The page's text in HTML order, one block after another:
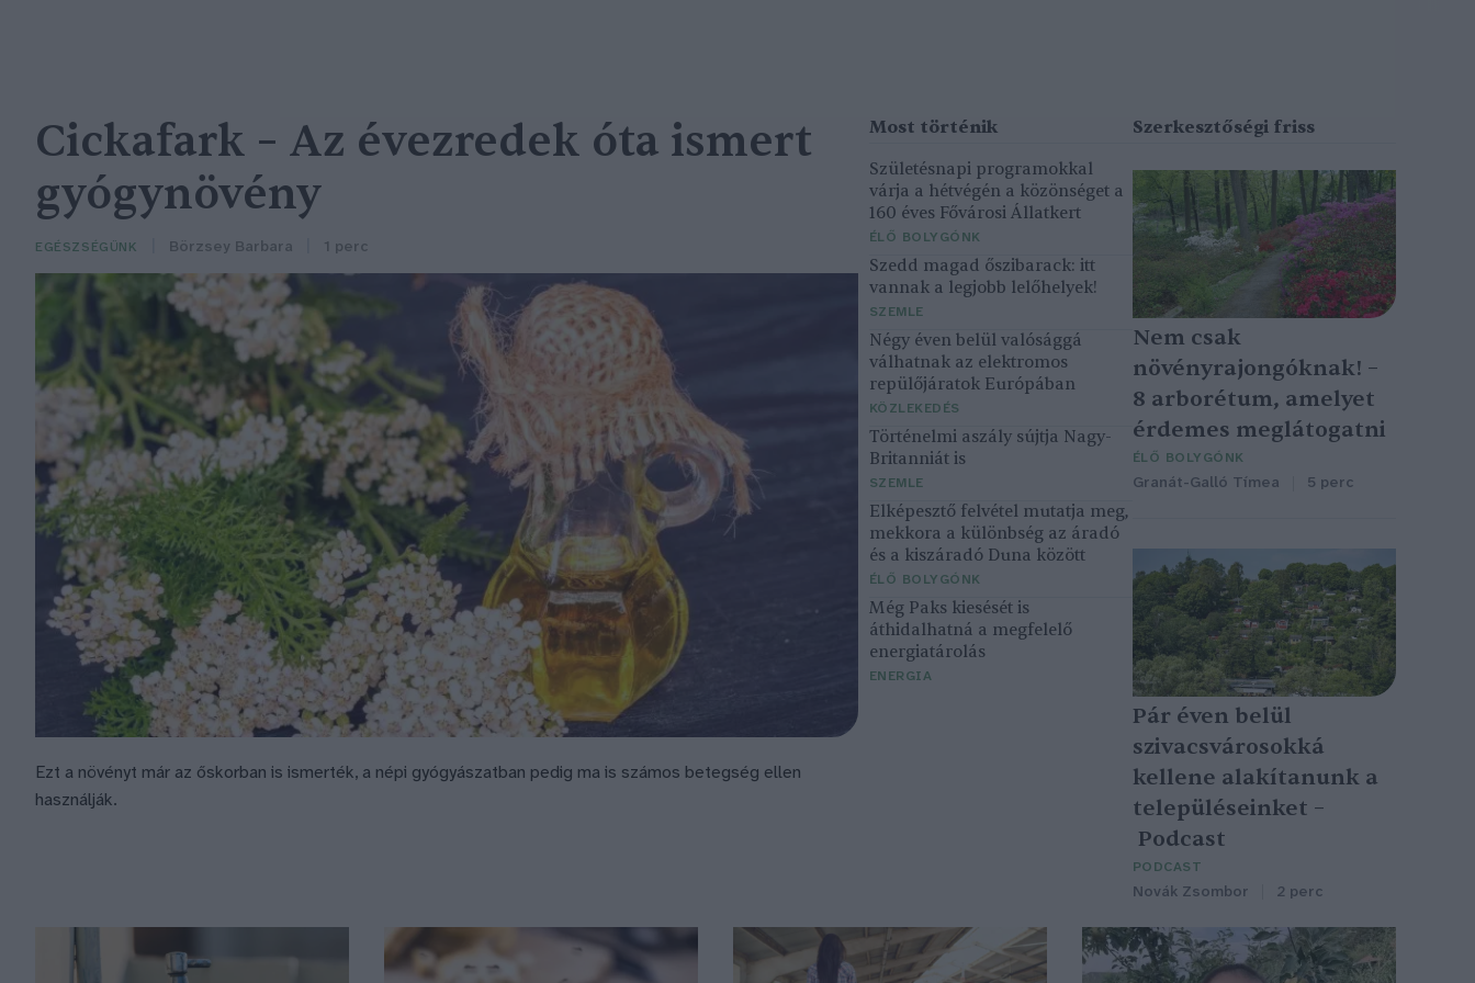
Cickafark – Az évezredek óta ismert
gyógynövény
EGÉSZSÉGÜNK Börzsey Barbara 1 perc
Ezt a növényt már az őskorban is ismerték, a népi gyógyászatban pedig ma is számos betegség ellen
használják.
Születésnapi programokkal
várja a hétvégén a közönséget a
160 éves Fővárosi Állatkert
ÉLŐ BOLYGÓNK
Szedd magad őszibarack: itt
vannak a legjobb lelőhelyek!
SZEMLE
Négy éven belül valósággá
válhatnak az elektromos
repülőjáratok Európában
KÖZLEKEDÉS
Történelmi aszály sújtja Nagy-
Britanniát is
SZEMLE
Elképesztő felvétel mutatja meg,
mekkora a különbség az áradó
és a kiszáradó Duna között
ÉLŐ BOLYGÓNK
Még Paks kiesését is
áthidalhatná a megfelelő
energiatárolás
ENERGIA
Nem csak
növényrajongóknak! –
8 arborétum, amelyet
érdemes meglátogatni
ÉLŐ BOLYGÓNK
Granát-Galló Tímea 5 perc
Pár éven belül
szivacsvárosokká
kellene alakítanunk a
településeinket –
Podcast
PODCAST
Novák Zsombor 2 perc